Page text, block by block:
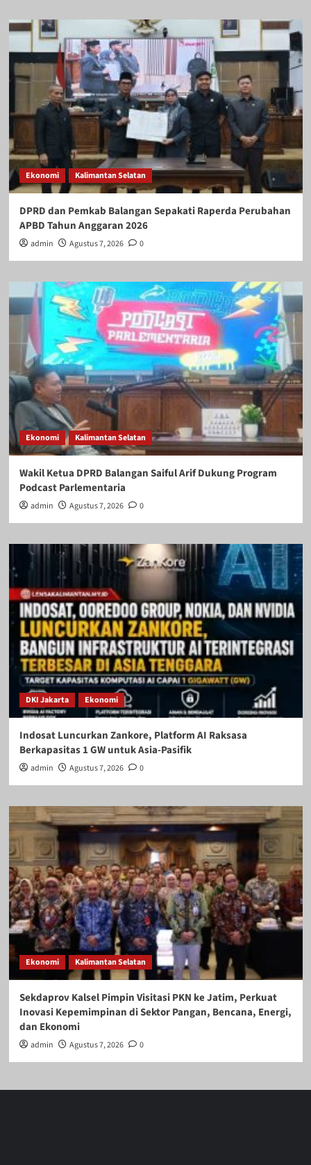
Ekonomi Kalimantan Selatan
DPRD dan Pemkab Balangan Sepakati Raperda Perubahan
APBD Tahun Anggaran 2026
admin Agustus 7, 2026 0
Ekonomi Kalimantan Selatan
Wakil Ketua DPRD Balangan Saiful Arif Dukung Program
Podcast Parlementaria
admin Agustus 7, 2026 0
DKI Jakarta Ekonomi
Indosat Luncurkan Zankore, Platform AI Raksasa
Berkapasitas 1 GW untuk Asia-Pasifik
admin Agustus 7, 2026 0
Ekonomi Kalimantan Selatan
Sekdaprov Kalsel Pimpin Visitasi PKN ke Jatim, Perkuat
Inovasi Kepemimpinan di Sektor Pangan, Bencana, Energi,
dan Ekonomi
admin Agustus 7, 2026 0